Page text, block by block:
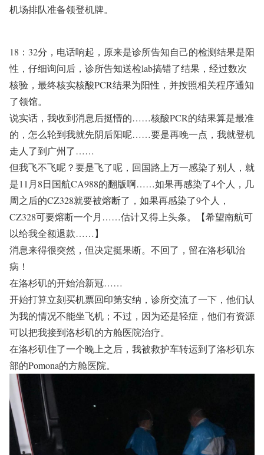
机场排队准备领登机牌。
18：32分，电话响起，原来是诊所告知自己的检测结果是阳
性，仔细询问后，诊所告知送检lab搞错了结果，经过数次
核验，最终核实核酸PCR结果为阳性，并按照相关程序通知
了领馆。
说实话，我收到消息后挺懵的……核酸PCR的结果算是最准
的，怎么轮到我就先阴后阳呢……要是再晚一点，我就登机
走人了到广州了……
但我飞不飞呢？要是飞了呢，回国路上万一感染了别人，就
是11月8日国航CA988的翻版啊……如果再感染了4个人，几
周之后的CZ328就要被熔断了，如果再感染了9个人，
CZ328可要熔断一个月……估计又得上头条。【希望南航可
以给我全额退款……】
消息来得很突然，但决定挺果断。不回了，留在洛杉矶治
病！
在洛杉矶的开始治新冠……
开始打算立刻买机票回印第安纳，诊所交流了一下，他们认
为我的情况不能坐飞机；不过，因为还是轻症，他们有资源
可以把我接到洛杉矶的方舱医院治疗。
在洛杉矶住了一个晚上之后，我被救护车转运到了洛杉矶东
部的Pomona的方舱医院。